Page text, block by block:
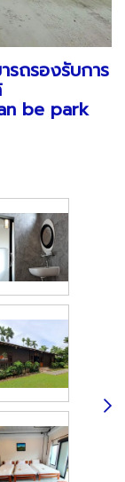
รถรองรับการ
be park